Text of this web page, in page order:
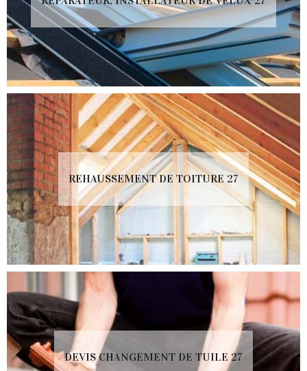
REHAUSSEMENT DE TOITURE 27
DEVIS CHANGEMENT DE TUILE 27